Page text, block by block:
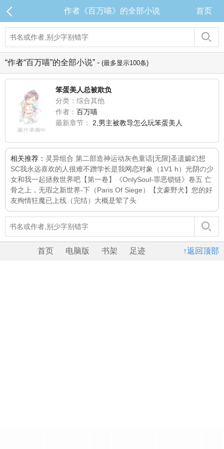
作者《百万喵》的全部小说 首页
“作者“百万喵”的全部小说” - (最多显示100条)
笨蛋美人总被欺负
分类：综合其他
作者： 百万喵
最新章节：
2,男主被教导怎么玩笨蛋美人
相关推荐： 灵异组合 第二部造神运动灰色童话[无限]圣遗孀幻想
SC我永远喜欢的人很难不蹭学长是我网恋对象（1V1 h） 光阴の少
女和我一起拯救世界吧【第一卷】
《OnlySoul-罪恶锁链》卷五 亡
骨之上，无瑕之新世界-下（Paris Of Siege）
【文豪野犬】您的好
友殉情狂魔已上线（完结） 大概是荤了头
↑返回顶部
首页 电脑版 书架 足迹